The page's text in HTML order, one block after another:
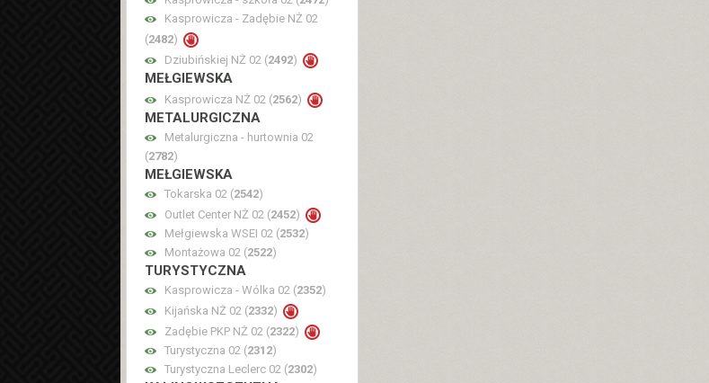
Kasprowicza - Zadębie NŻ 02
(2482)
Dziubińskiej NŻ 02 (2492)
MEŁGIEWSKA
Kasprowicza NŻ 02 (2562)
METALURGICZNA
Metalurgiczna - hurtownia 02
(2782)
MEŁGIEWSKA
Tokarska 02 (2542)
Outlet Center NŻ 02 (2452)
Mełgiewska WSEI 02 (2532)
Montażowa 02 (2522)
TURYSTYCZNA
Kasprowicza - Wólka 02 (2352)
Kijańska NŻ 02 (2332)
Zadębie PKP NŻ 02 (2322)
Turystyczna 02 (2312)
Turystyczna Leclerc 02 (2302)